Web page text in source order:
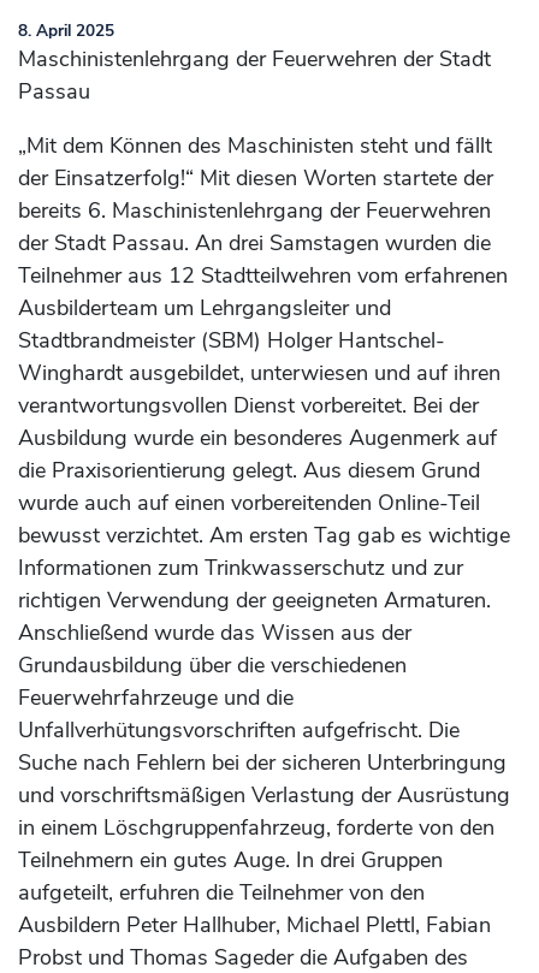
8. April 2025
Maschinistenlehrgang der Feuerwehren der Stadt
Passau
„Mit dem Können des Maschinisten steht und fällt
der Einsatzerfolg!“ Mit diesen Worten startete der
bereits 6. Maschinistenlehrgang der Feuerwehren
der Stadt Passau. An drei Samstagen wurden die
Teilnehmer aus 12 Stadtteilwehren vom erfahrenen
Ausbilderteam um Lehrgangsleiter und
Stadtbrandmeister (SBM) Holger Hantschel-
Winghardt ausgebildet, unterwiesen und auf ihren
verantwortungsvollen Dienst vorbereitet. Bei der
Ausbildung wurde ein besonderes Augenmerk auf
die Praxisorientierung gelegt. Aus diesem Grund
wurde auch auf einen vorbereitenden Online-Teil
bewusst verzichtet. Am ersten Tag gab es wichtige
Informationen zum Trinkwasserschutz und zur
richtigen Verwendung der geeigneten Armaturen.
Anschließend wurde das Wissen aus der
Grundausbildung über die verschiedenen
Feuerwehrfahrzeuge und die
Unfallverhütungsvorschriften aufgefrischt. Die
Suche nach Fehlern bei der sicheren Unterbringung
und vorschriftsmäßigen Verlastung der Ausrüstung
in einem Löschgruppenfahrzeug, forderte von den
Teilnehmern ein gutes Auge. In drei Gruppen
aufgeteilt, erfuhren die Teilnehmer von den
Ausbildern Peter Hallhuber, Michael Plettl, Fabian
Probst und Thomas Sageder die Aufgaben des